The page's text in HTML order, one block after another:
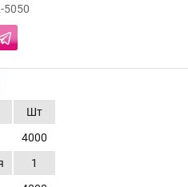
5050
Шт
4000
1